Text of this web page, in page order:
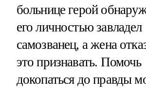
больнице герой
его личностью завладел
самозванец, а жена
это признавать. Помочь
докопаться до правды